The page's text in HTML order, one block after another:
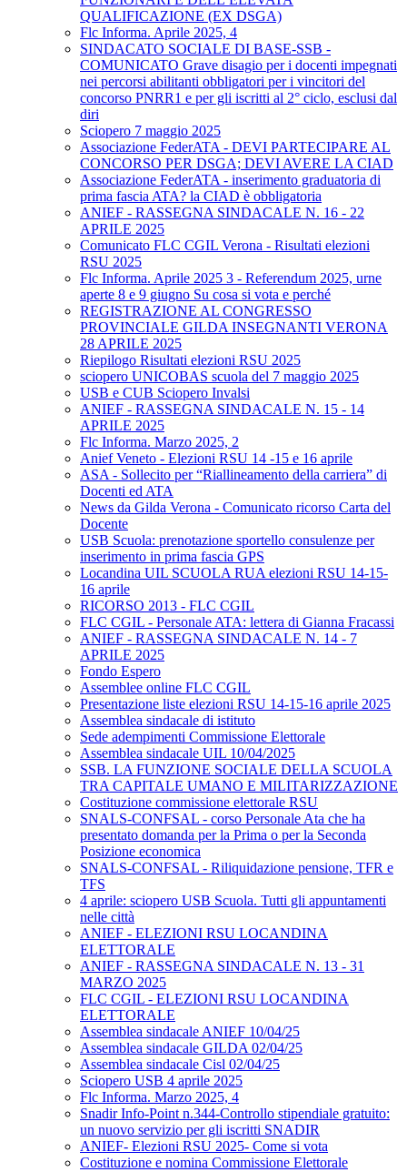
QUALIFICAZIONE (EX DSGA)
Flc Informa. Aprile 2025, 4
SINDACATO SOCIALE DI BASE-SSB -
COMUNICATO Grave disagio per i docenti impegnati
nei percorsi abilitanti obbligatori per i vincitori del
concorso PNRR1 e per gli iscritti al 2° ciclo, esclusi dal
diri
Sciopero 7 maggio 2025
Associazione FederATA - DEVI PARTECIPARE AL
CONCORSO PER DSGA; DEVI AVERE LA CIAD
Associazione FederATA - inserimento graduatoria di
prima fascia ATA? la CIAD è obbligatoria
ANIEF - RASSEGNA SINDACALE N. 16 - 22
APRILE 2025
Comunicato FLC CGIL Verona - Risultati elezioni
RSU 2025
Flc Informa. Aprile 2025 3 - Referendum 2025, urne
aperte 8 e 9 giugno Su cosa si vota e perché
REGISTRAZIONE AL CONGRESSO
PROVINCIALE GILDA INSEGNANTI VERONA
28 APRILE 2025
Riepilogo Risultati elezioni RSU 2025
sciopero UNICOBAS scuola del 7 maggio 2025
USB e CUB Sciopero Invalsi
ANIEF - RASSEGNA SINDACALE N. 15 - 14
APRILE 2025
Flc Informa. Marzo 2025, 2
Anief Veneto - Elezioni RSU 14 -15 e 16 aprile
ASA - Sollecito per “Riallineamento della carriera” di
Docenti ed ATA
News da Gilda Verona - Comunicato ricorso Carta del
Docente
USB Scuola: prenotazione sportello consulenze per
inserimento in prima fascia GPS
Locandina UIL SCUOLA RUA elezioni RSU 14-15-
16 aprile
RICORSO 2013 - FLC CGIL
FLC CGIL - Personale ATA: lettera di Gianna Fracassi
ANIEF - RASSEGNA SINDACALE N. 14 - 7
APRILE 2025
Fondo Espero
Assemblee online FLC CGIL
Presentazione liste elezioni RSU 14-15-16 aprile 2025
Assemblea sindacale di istituto
Sede adempimenti Commissione Elettorale
Assemblea sindacale UIL 10/04/2025
SSB. LA FUNZIONE SOCIALE DELLA SCUOLA
TRA CAPITALE UMANO E MILITARIZZAZIONE
Costituzione commissione elettorale RSU
SNALS-CONFSAL - corso Personale Ata che ha
presentato domanda per la Prima o per la Seconda
Posizione economica
SNALS-CONFSAL - Riliquidazione pensione, TFR e
TFS
4 aprile: sciopero USB Scuola. Tutti gli appuntamenti
nelle città
ANIEF - ELEZIONI RSU LOCANDINA
ELETTORALE
ANIEF - RASSEGNA SINDACALE N. 13 - 31
MARZO 2025
FLC CGIL - ELEZIONI RSU LOCANDINA
ELETTORALE
Assemblea sindacale ANIEF 10/04/25
Assemblea sindacale GILDA 02/04/25
Assemblea sindacale Cisl 02/04/25
Sciopero USB 4 aprile 2025
Flc Informa. Marzo 2025, 4
Snadir Info-Point n.344-Controllo stipendiale gratuito:
un nuovo servizio per gli iscritti SNADIR
ANIEF- Elezioni RSU 2025- Come si vota
Costituzione e nomina Commissione Elettorale